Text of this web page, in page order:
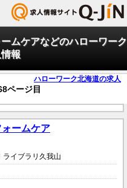
ムケアなどのハローワーク
報
ハローワーク北海道の求人
ページ目
ームケア
イブラリ久我山